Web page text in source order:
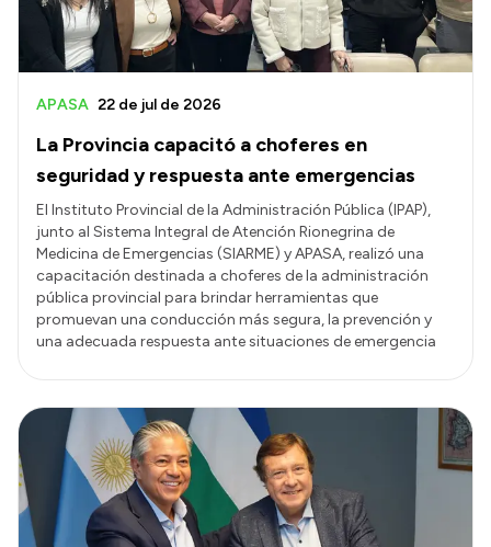
La Provincia capacitó a choferes en
seguridad y respuesta ante emergencias
APASA 22 de jul de 2026
El Instituto Provincial de la Administración Pública (IPAP),
junto al Sistema Integral de Atención Rionegrina de
Medicina de Emergencias (SIARME) y APASA, realizó una
capacitación destinada a choferes de la administración
pública provincial para brindar herramientas que
promuevan una conducción más segura, la prevención y
una adecuada respuesta ante situaciones de emergencia